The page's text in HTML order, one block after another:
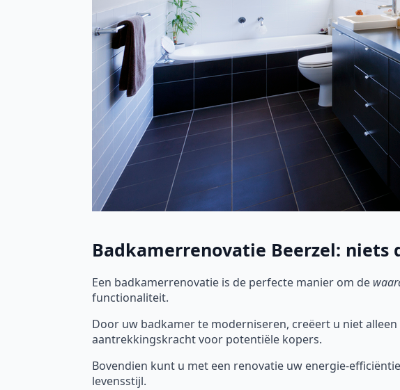
Badkamerrenovatie Beerzel: niets
Een badkamerrenovatie is de perfecte manier om de
functionaliteit.
Door uw badkamer te moderniseren, creëert u niet
aantrekkingskracht voor potentiële kopers.
Bovendien kunt u met een renovatie uw energie-efficiëntie
levensstijl.